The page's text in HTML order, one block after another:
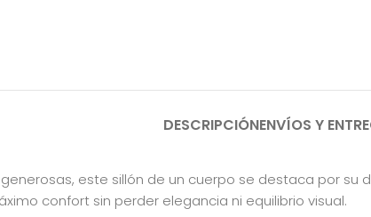
DESCRIPCIÓNENVÍOS Y
este sillón de un cuerpo se destaca por
confort sin perder elegancia ni equilibrio visual.